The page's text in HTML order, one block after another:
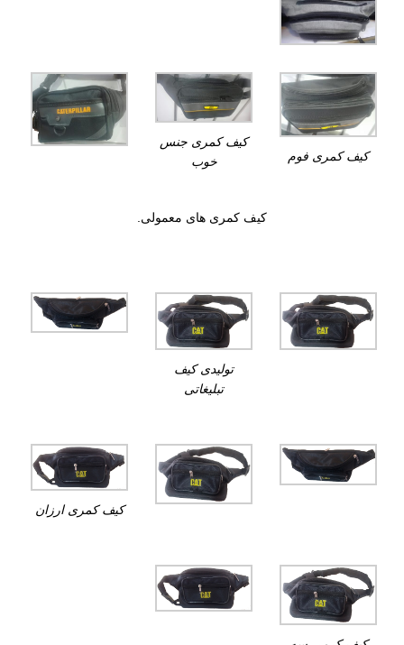
کیف کمری فوم
کیف کمری جنس
خوب
کیف کمری های معمولی.
تولیدی کیف
تبلیغاتی
کیف کمری ارزان